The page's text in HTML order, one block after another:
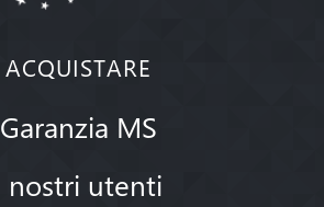
ACQUISTARE
Garanzia MS
nostri utenti